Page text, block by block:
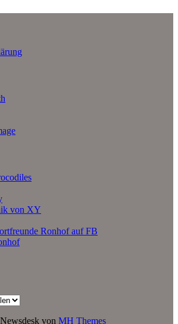
von XY
Ronhof auf FB
von MH Themes